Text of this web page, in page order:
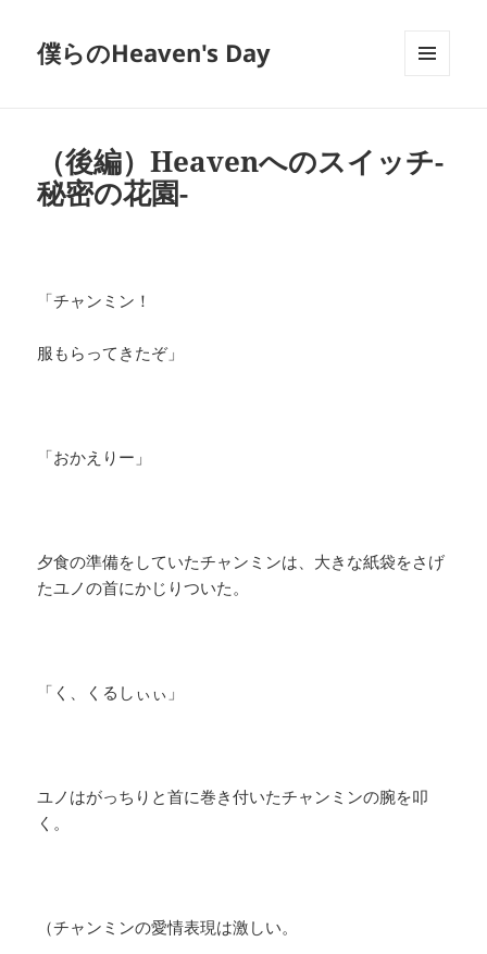
僕らのHeaven's Day
（後編）Heavenへのスイッチ-
秘密の花園-
「チャンミン！
服もらってきたぞ」
「おかえりー」
夕食の準備をしていたチャンミンは、大きな紙袋をさげ
たユノの首にかじりついた。
「く、くるしぃぃ」
ユノはがっちりと首に巻き付いたチャンミンの腕を叩
く。
（チャンミンの愛情表現は激しい。